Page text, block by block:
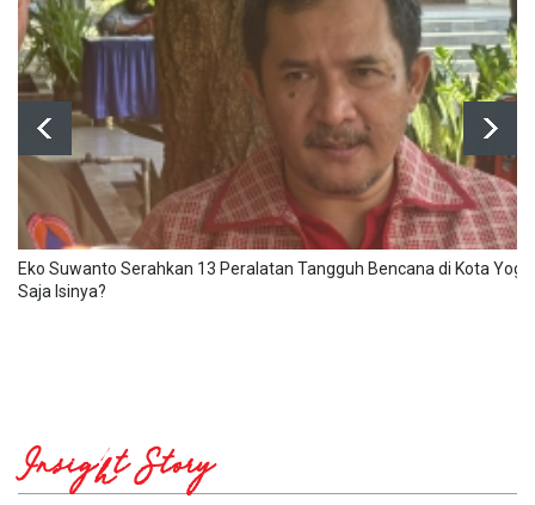
Eko Suwanto Serahkan 13 Peralatan Tangguh Bencana di Kota
Saja Isinya?
Insight Story